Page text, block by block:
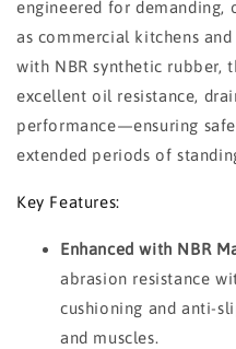
engineered for demanding,
as commercial kitchens
with NBR synthetic rubber,
excellent oil resistance,
performance—ensuring
extended periods of
Key Features:
Enhanced with NBR
abrasion resistance
cushioning and anti-
and muscles.